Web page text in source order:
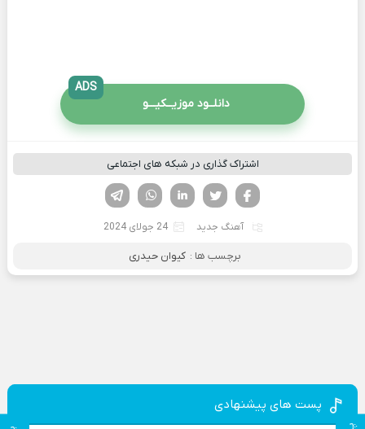
دانلــود موزیــکیـــو
ADS
اشتراک گذاری در شبکه های اجتماعی
لینکدین تویتر
فیسوک
آهنگ جدید 24 جولای 2024
برچسب ها : کیوان حیدری
پست های پیشنهادی